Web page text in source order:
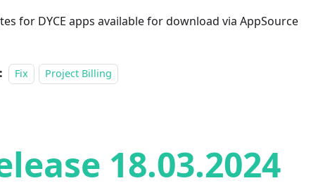
for DYCE apps available for download via AppSource
Fix Project Billing
18.03.2024